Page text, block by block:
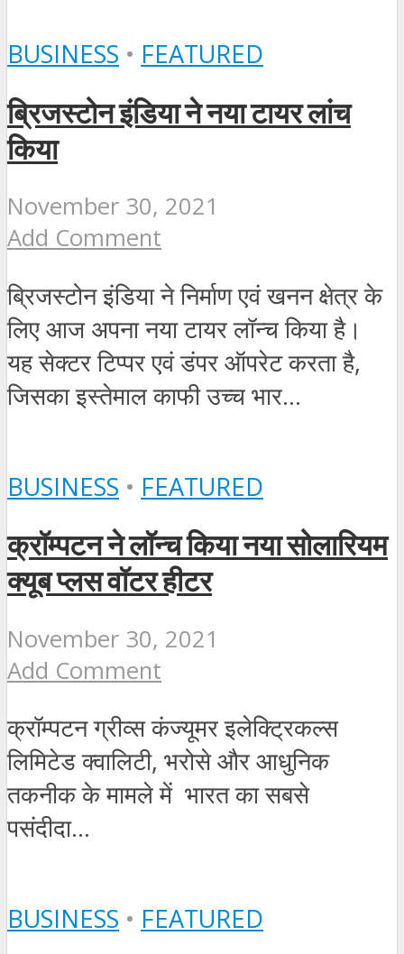
BUSINESS • FEATURED
ब्रिजस्टोन इंडिया ने नया टायर लांच
किया
November 30, 2021
Add Comment
ब्रिजस्टोन इंडिया ने निर्माण एवं खनन क्षेत्र के
लिए आज अपना नया टायर लॉन्च किया है।
यह सेक्टर टिप्पर एवं डंपर ऑपरेट करता है,
जिसका इस्तेमाल काफी उच्च भार...
BUSINESS • FEATURED
क्रॉम्पटन ने लॉन्‍च किया नया सोलारियम
क्यूब प्लस वॉटर हीटर
November 30, 2021
Add Comment
क्रॉम्पटन ग्रीव्स कंज्‍यूमर इलेक्ट्रिकल्‍स
लिमिटेड क्‍वालिटी, भरोसे और आधुनिक
तकनीक के मामले में भारत का सबसे
पसंदीदा...
BUSINESS • FEATURED